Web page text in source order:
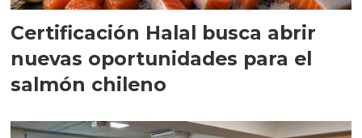
Certificación Halal busca abrir
nuevas oportunidades para el
salmón chileno